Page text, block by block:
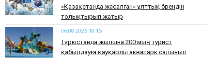
«Қазақстанда жасалған» ұлттық брендін
толықтырып жатыр
06.08.2026 18:15
Түркістанда жылына 200 мың турист
қабылдауға қауқарлы аквапарк салынып